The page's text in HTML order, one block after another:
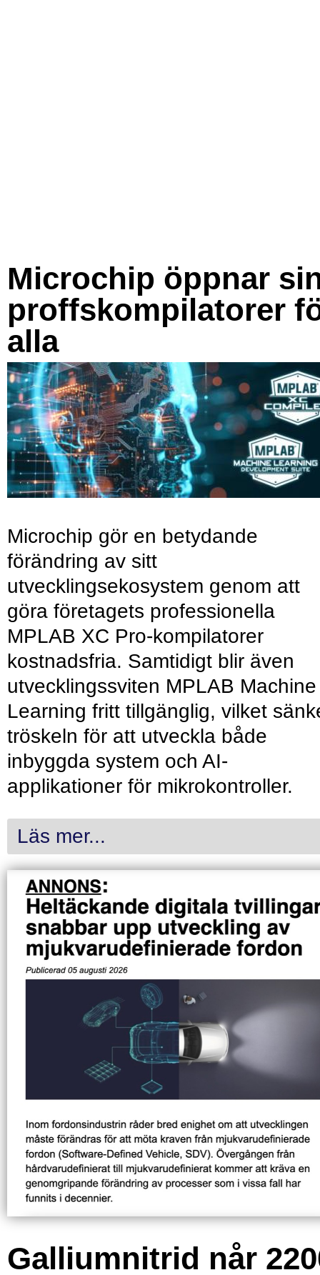
Microchip öppnar
proffskompilatorer
alla
Microchip gör en betydande
förändring av sitt
utvecklingsekosystem genom att
göra företagets professionella
MPLAB XC Pro-kompilatorer
kostnadsfria. Samtidigt blir även
utvecklingssviten MPLAB Machine
Learning fritt tillgänglig, vilket
tröskeln för att utveckla både
inbyggda system och AI-
applikationer för mikrokontroller.
Läs mer...
Galliumnitrid når